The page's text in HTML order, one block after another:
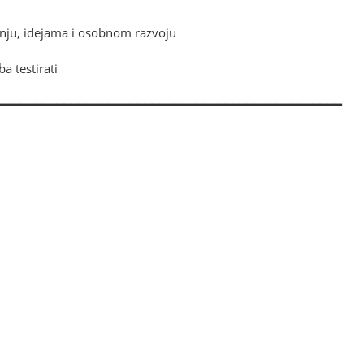
idejama i osobnom razvoju
testirati